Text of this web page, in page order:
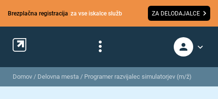
Brezplačna registracija za vse iskalce služb ZA DELODAJALCE
Domov / Delovna mesta / Programer razvijalec simulatorjev (m/ž)